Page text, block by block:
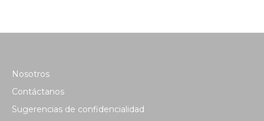
Nosotros
Contáctanos
Sugerencias de confidencialidad